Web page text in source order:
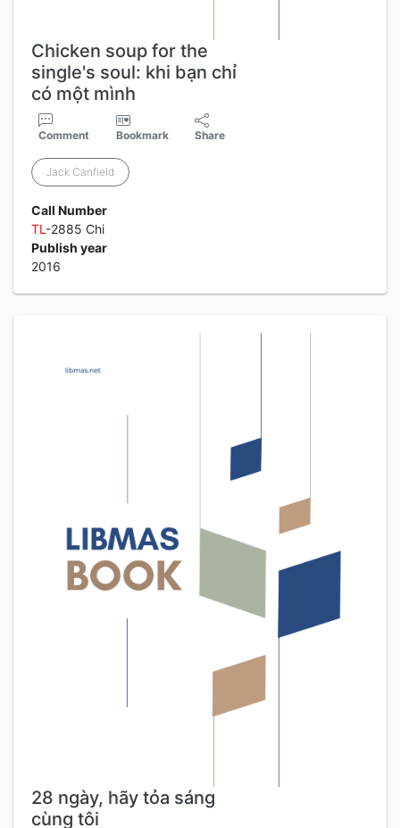
Chicken soup for the
single's soul: khi bạn chỉ
có một mình
Comment Bookmark Share
Jack Canfield
Call Number
TL -2885 Chi
Publish year
2016
28 ngày, hãy tỏa sáng
cùng tôi